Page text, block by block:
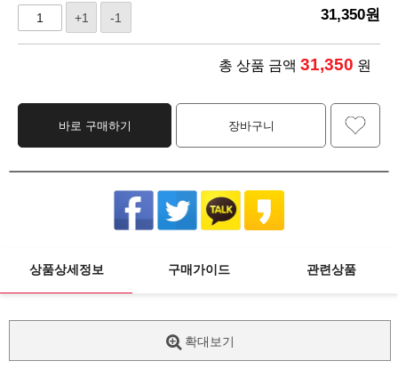
+1 -1 31,350원
총 상품 금액 31,350 원
바로 구매하기 장바구니
상품상세정보 구매가이드 관련상품
확대보기